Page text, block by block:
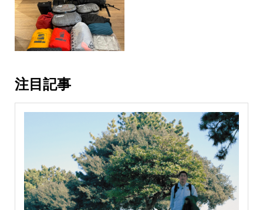
注目記事